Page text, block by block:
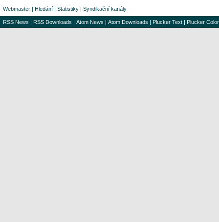
Webmaster | Hledání | Statistiky | Syndikační kanály
RSS News | RSS Downloads | Atom News | Atom Downloads | Plucker Text | Plucker Color